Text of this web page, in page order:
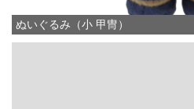
ぬいぐるみ（小 甲冑）